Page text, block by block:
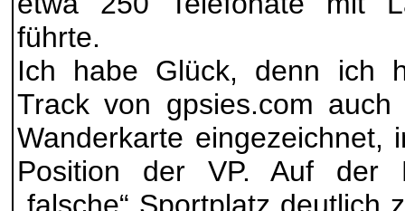
führte.
Ich habe Glück, denn ich
Track von gpsies.com
Wanderkarte eingezeichnet,
Position der VP. Auf der